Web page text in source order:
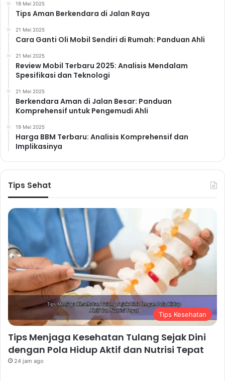
19 Mei 2025
Tips Aman Berkendara di Jalan Raya
21 Mei 2025
Cara Ganti Oli Mobil Sendiri di Rumah: Panduan Ahli
21 Mei 2025
Review Mobil Terbaru 2025: Analisis Mendalam
Spesifikasi dan Teknologi
21 Mei 2025
Berkendara Aman di Jalan Besar: Panduan
Komprehensif untuk Pengemudi Ahli
19 Mei 2025
Harga BBM Terbaru: Analisis Komprehensif dan
Implikasinya
Tips Sehat
Tips Kesehatan
Tips Menjaga Kesehatan Tulang Sejak Dini
dengan Pola Hidup Aktif dan Nutrisi Tepat
24 jam ago